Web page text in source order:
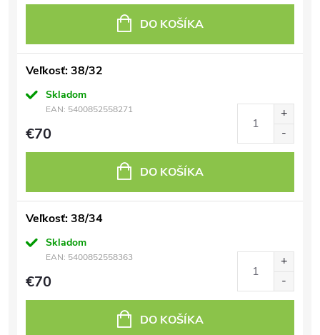
DO KOŠÍKA
Veľkosť: 38/32
Skladom
EAN: 5400852558271
€70
DO KOŠÍKA
Veľkosť: 38/34
Skladom
EAN: 5400852558363
€70
DO KOŠÍKA